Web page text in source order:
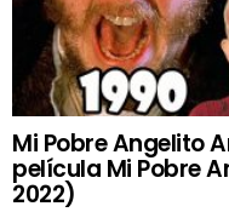
Mi Pobre Angelito
película Mi Pobre
2022)